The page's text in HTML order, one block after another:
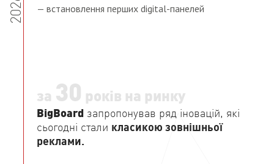
2026 — встановлення перших digital-панелей
за 30 років на ринку
BigBoard запропонував ряд іновацій, які
сьогодні стали класикою зовнішньої
реклами.